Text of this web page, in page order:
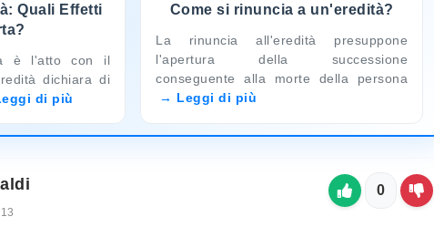
Quali Effetti
è l'atto con il
dichiara di
di più
Come si rinuncia a un'eredità?
La rinuncia all'eredità presuppone
l'apertura della successione
conseguente alla morte della persona
Leggi di più
0